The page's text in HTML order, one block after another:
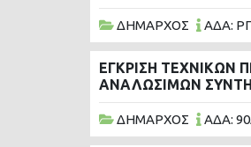
ΔΗΜΑΡΧΟΣ ΑΔΑ:
ΕΓΚΡΙΣΗ ΤΕΧΝΙΚΩΝ
ΑΝΑΛΩΣΙΜΩΝ
ΔΗΜΑΡΧΟΣ ΑΔΑ: